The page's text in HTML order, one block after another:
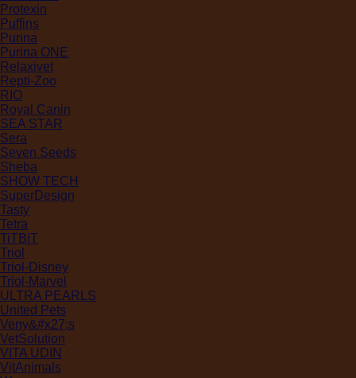
Protexin
Puffins
Purina
Purina ONE
Relaxivet
Repti-Zoo
RIO
Royal Canin
SEA STAR
Sera
Seven Seeds
Sheba
SHOW TECH
SuperDesign
Tasty
Tetra
TiTBiT
Triol
Triol-Disney
Triol-Marvel
ULTRA PEARLS
United Pets
Veny&#x27;s
VetSolution
VITA UDIN
VitAnimals